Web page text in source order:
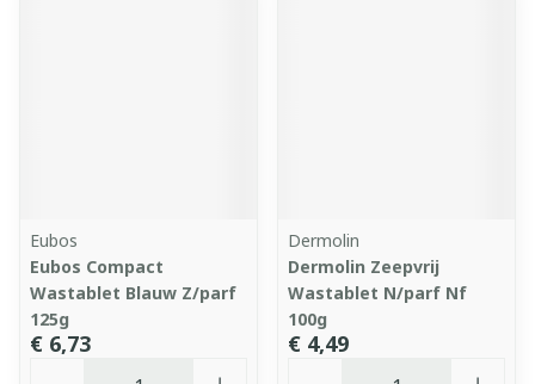
Eubos
Eubos Compact
Wastablet Blauw Z/parf
125g
€ 6,73
Dermolin
Dermolin Zeepvrij
Wastablet N/parf Nf
100g
€ 4,49